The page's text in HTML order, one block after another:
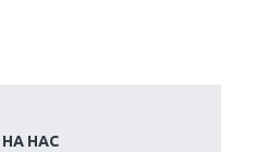
10 лучших
НАС